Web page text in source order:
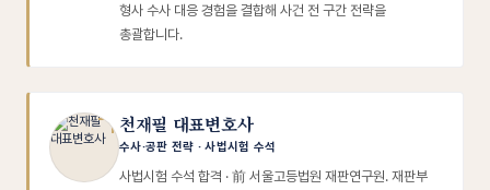
형사 수사 대응 경험을 결합해 사건 전 구간 전략을
총괄합니다.
천재필 대표변호사
수사·공판 전략 · 사법시험 수석
사법시험 수석 합격 · 前 서울고등법원 재판연구원. 재판부